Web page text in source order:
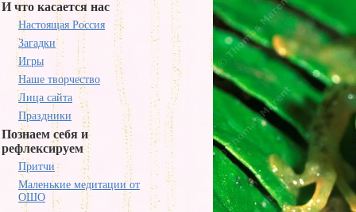
И что касается нас
Настоящая Россия
Загадки
Игры
Наше творчество
Лица сайта
Праздники
Познаем себя и
рефлексируем
Притчи
Маленькие медитации от
ОШО